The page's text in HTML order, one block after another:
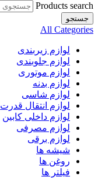
Products search
جستجو
All Categories
لوازم زیربندی
لوازم جلوبندی
لوازم موتوری
لوازم بدنه
لوازم شاسی
لوازم انتقال قدرت
لوازم داخلی کابین
لوازم مصرفی
لوازم برقی
شیشه ها
روغن ها
فیلتر ها